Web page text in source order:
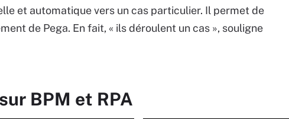
et automatique vers un cas particulier. Il permet de
de Pega. En fait, « ils déroulent un cas », souligne
BPM et RPA